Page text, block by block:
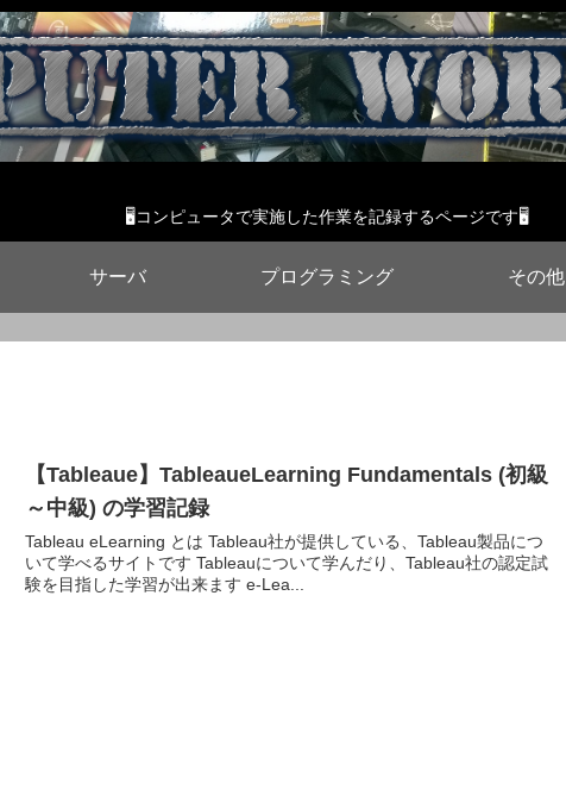
🖥コンピュータで実施した作業を記録するページです🖥
サーバ プログラミング その他
【Tableaue】TableaueLearning Fundamentals (初級
～中級) の学習記録
Tableau eLearning とは Tableau社が提供している、Tableau製品につ
いて学べるサイトです Tableauについて学んだり、Tableau社の認定試
験を目指した学習が出来ます e-Lea...